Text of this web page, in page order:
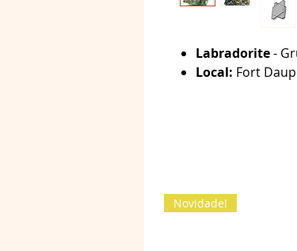
Labradorite-
Local: Fort
Novidade!